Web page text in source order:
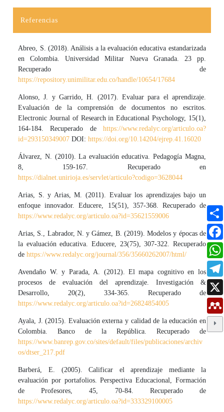
Referencias
Abreo, S. (2018). Análisis a la evaluación educativa estandarizada
en Colombia. Universidad Militar Nueva Granada. 23 pp.
Recuperado de
https://repository.unimilitar.edu.co/handle/10654/17684
Alonso, J. y Garrido, H. (2017). Evaluar para el aprendizaje.
Evaluación de la comprensión de documentos no escritos.
Electronic Journal of Research in Educational Psychology, 15(1),
164-184. Recuperado de https://www.redalyc.org/articulo.oa?
id=293150349007 DOI:https://doi.org/10.14204/ejrep.41.16020
Álvarez, N. (2010). La evaluación educativa. Pedagogía Magna,
8, 159-167. Recuperado en
https://dialnet.unirioja.es/servlet/articulo?codigo=3628044
Arias, S. y Arias, M. (2011). Evaluar los aprendizajes bajo un
enfoque innovador. Educere, 15(51), 357-368. Recuperado de
https://www.redalyc.org/articulo.oa?id=35621559006
Arias, S., Labrador, N. y Gámez, B. (2019). Modelos y épocas de
la evaluación educativa. Educere, 23(75), 307-322. Recuperado
dehttps://www.redalyc.org/journal/356/35660262007/html/
Avendaño W. y Parada, A. (2012). El mapa cognitivo en los
procesos de evaluación del aprendizaje. Investigación &
Desarrollo, 20(2), 334-365. Recuperado de
https://www.redalyc.org/articulo.oa?id=26824854005
Ayala, J. (2015). Evaluación externa y calidad de la educación en
Colombia. Banco de la República. Recuperado de
https://www.banrep.gov.co/sites/default/files/publicaciones/archiv
os/dtser_217.pdf
Barberá, E. (2005). Calificar el aprendizaje mediante la
evaluación por portafolios. Perspectiva Educacional, Formación
de Profesores, 45, 70-84. Recuperado de
https://www.redalyc.org/articulo.oa?id=333329100005